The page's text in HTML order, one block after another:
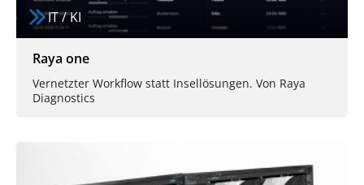
IT / KI
Raya one
Vernetzter Workflow statt Insellösungen. Von Raya
Diagnostics